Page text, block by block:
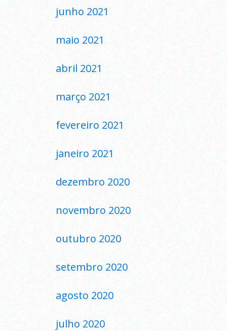
junho 2021
maio 2021
abril 2021
março 2021
fevereiro 2021
janeiro 2021
dezembro 2020
novembro 2020
outubro 2020
setembro 2020
agosto 2020
julho 2020